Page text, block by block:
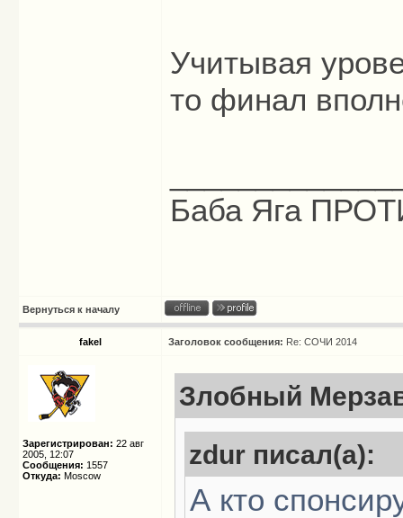
Учитывая
то финал
Баба Яга
Вернуться к началу
fakel Заголовок сообщения: Re: СОЧИ 2014
Зарегистрирован: 22 авг
2005, 12:07
Сообщения: 1557
Откуда: Moscow
Злобный
zdur писал(а):
А кто